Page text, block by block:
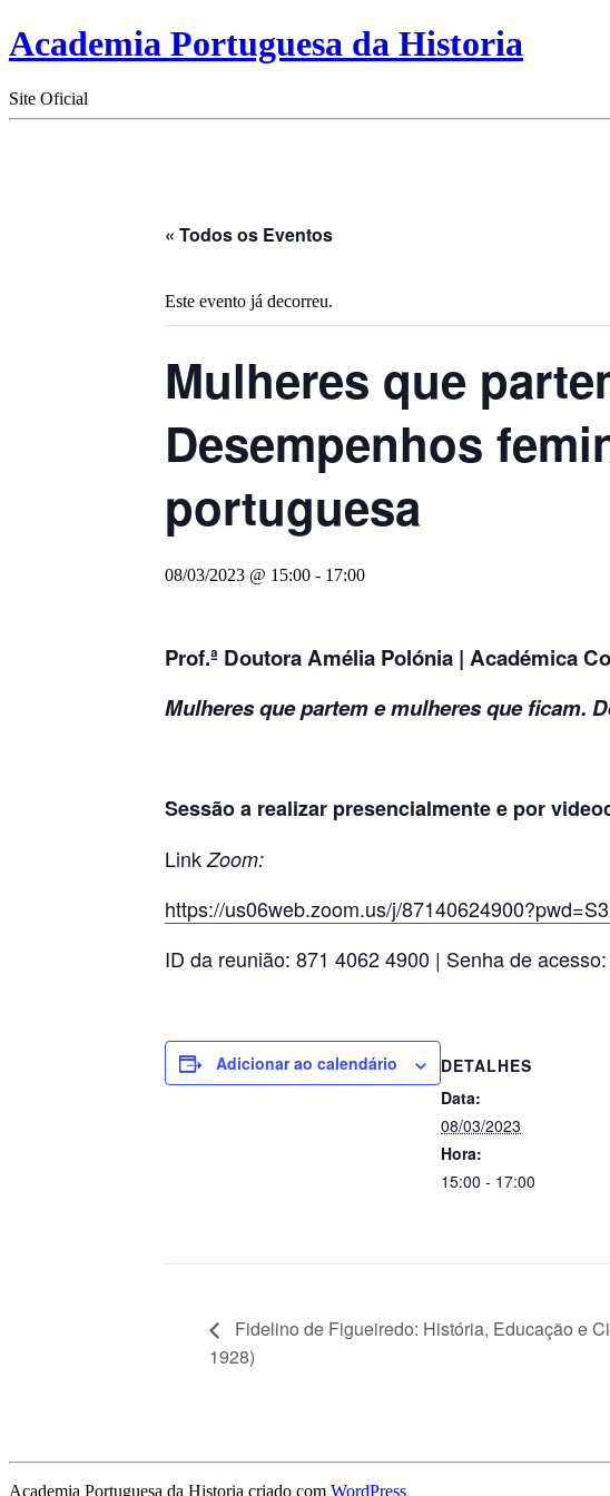
Academia Portuguesa da Historia
Site Oficial
« Todos os Eventos
Este evento já decorreu.
Mulheres que
Desempenhos
portuguesa
08/03/2023 @ 15:00 - 17:00
Prof.ª Doutora Amélia Polónia | Académica
Mulheres que partem e mulheres que ficam.
Sessão a realizar presencialmente e por
LinkZoom:
https://us06web.zoom.us/j/
ID da reunião: 871 4062 4900 | Senha de
Adicionar ao calendário
DETALHES
Data:
08/03/2023
Hora:
15:00 - 17:00
Fidelino de Figueiredo: História, Educação e
1928)
Academia Portuguesa da Historia criado com WordPress